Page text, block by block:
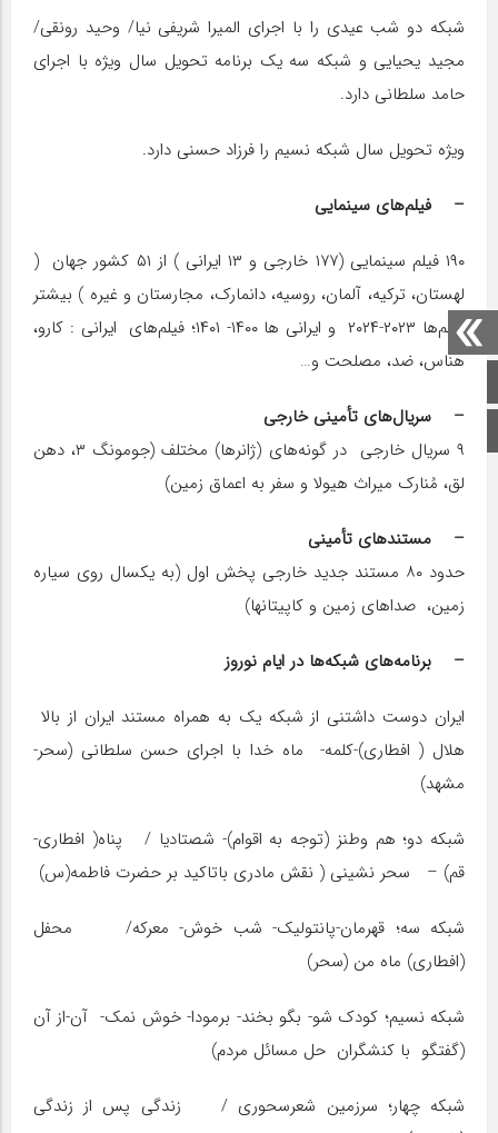
شبکه دو شب عیدی را با اجرای المیرا شریفی نیا/ وحید رونقی/
مجید یحیایی و شبکه سه یک برنامه تحویل سال ویژه با اجرای
حامد سلطانی دارد.
ویژه تحویل سال شبکه نسیم را فرزاد حسنی دارد.
– فیلم‌های سینمایی
۱۹۰ فیلم سینمایی (۱۷۷ خارجی و ۱۳ ایرانی ) از ۵۱ کشور جهان (
لهستان، ترکیه، آلمان، روسیه، دانمارک، مجارستان و غیره ) بیشتر
فیلم‌ها ۲۰۲۳-۲۰۲۴ و ایرانی ها ۱۴۰۰- ۱۴۰۱؛ فیلم‌های ایرانی : کارو،
هناس، ضد، مصلحت و…
– سریال‌های تأمینی خارجی
۹ سریال خارجی در گونه‌های (ژانرها) مختلف (جومونگ ۳، دهن
لق، مُنارک میراث هیولا و سفر به اعماق زمین)
– مستندهای تأمینی
حدود ۸۰ مستند جدید خارجی پخش اول (به یکسال روی سیاره
زمین، صداهای زمین و کاپیتانها)
– برنامه‌های شبکه‌ها در ایام نوروز
ایران دوست داشتنی از شبکه یک به همراه مستند ایران از بالا
هلال ( افطاری)-کلمه- ماه خدا با اجرای حسن سلطانی (سحر-
مشهد)
شبکه دو؛ هم وطنز (توجه به اقوام)- شصتادیا / پناه( افطاری-
قم) – سحر نشینی ( نقش مادری باتاکید بر حضرت فاطمه(س)
شبکه سه؛ قهرمان-پانتولیک- شب خوش- معرکه/ محفل
(افطاری) ماه من (سحر)
شبکه نسیم؛ کودک شو- بگو بخند- برمودا- خوش نمک- آن-از آن
(گفتگو با کنشگران حل مسائل مردم)
شبکه چهار؛ سرزمین شعرسحوری / زندگی پس از زندگی